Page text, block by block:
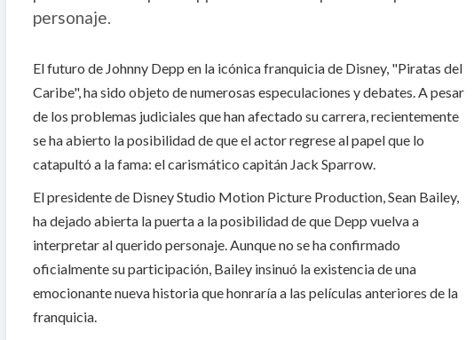
personaje.
El futuro de Johnny Depp en la icónica franquicia de Disney, "Piratas del
Caribe", ha sido objeto de numerosas especulaciones y debates. A pesar
de los problemas judiciales que han afectado su carrera, recientemente
se ha abierto la posibilidad de que el actor regrese al papel que lo
catapultó a la fama: el carismático capitán Jack Sparrow.
El presidente de Disney Studio Motion Picture Production, Sean Bailey,
ha dejado abierta la puerta a la posibilidad de que Depp vuelva a
interpretar al querido personaje. Aunque no se ha confirmado
oficialmente su participación, Bailey insinuó la existencia de una
emocionante nueva historia que honraría a las películas anteriores de la
franquicia.